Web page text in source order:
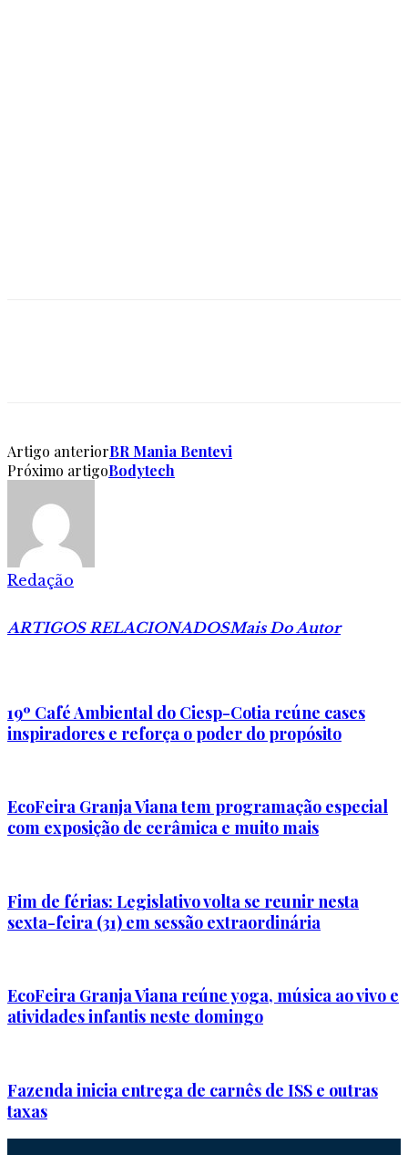
Artigo anteriorBR Mania Bentevi
Próximo artigoBodytech
Redação
ARTIGOS RELACIONADOSMais Do Autor
19º Café Ambiental do Ciesp-Cotia reúne cases
inspiradores e reforça o poder do propósito
EcoFeira Granja Viana tem programação especial
com exposição de cerâmica e muito mais
Fim de férias: Legislativo volta se reunir nesta
sexta-feira (31) em sessão extraordinária
EcoFeira Granja Viana reúne yoga, música ao vivo e
atividades infantis neste domingo
Fazenda inicia entrega de carnês de ISS e outras
taxas